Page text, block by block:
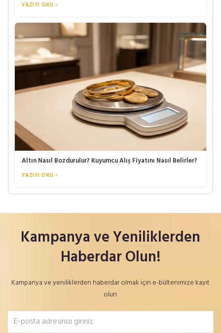
YAZIYI OKU ›
Altın Nasıl Bozdurulur? Kuyumcu Alış Fiyatını Nasıl Belirler?
YAZIYI OKU ›
Kampanya ve Yeniliklerden
Haberdar Olun!
Kampanya ve yeniliklerden haberdar olmak için e-bültenimize kayıt
olun.